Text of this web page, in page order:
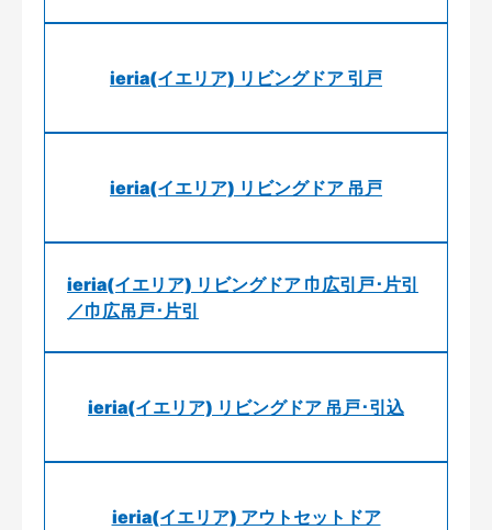
ieria(イエリア) リビングドア 引戸
ieria(イエリア) リビングドア 吊戸
ieria(イエリア) リビングドア 巾広引戸･片引
／巾広吊戸･片引
ieria(イエリア) リビングドア 吊戸･引込
ieria(イエリア) アウトセットドア